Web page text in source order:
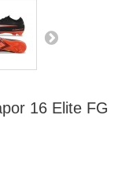
16 Elite FG